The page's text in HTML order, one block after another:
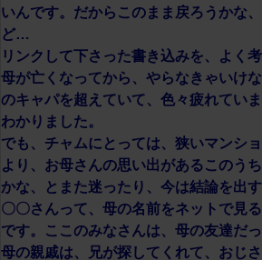
いんです。だからこのまま戻ろうかな
ど…
リンクして下さった書き込みを、よく考
母が亡くなってから、やらなきゃいけ
のキャパを超えていて、色々疲れてい
わかりました。
でも、チャムにとっては、狭いマンシ
より、お母さんの思い出があるこのう
かな、とまた迷ったり、今は結論を出す
〇〇さんって、母の名前をネットで見
です。ここのみなさんは、母の友達だっ
母の親戚は、兄が探してくれて、おじ